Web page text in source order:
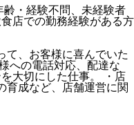
・経験不問、未経験者
店での勤務経験がある方
て、お客様に喜んでいた
への電話対応、配達な
大切にした仕事。 ・店
育成など、店舗運営に関